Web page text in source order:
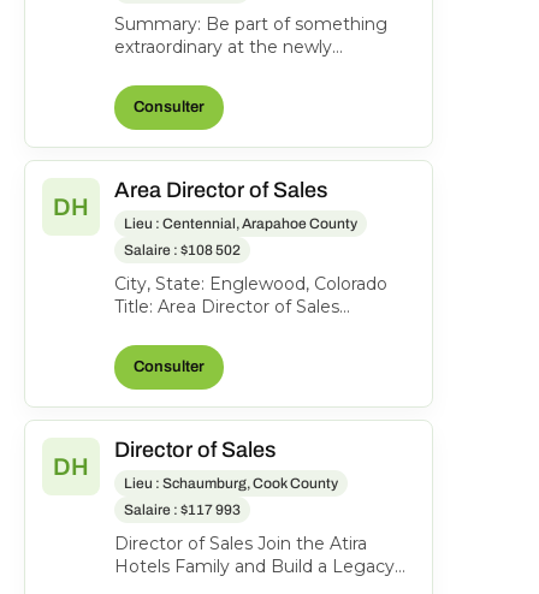
Summary: Be part of something
extraordinary at the newly
Washington on Capitol Hill-an
iconi...
Consulter
DH
Area Director of Sales
Lieu : Centennial, Arapahoe County
Salaire : $108 502
City, State: Englewood, Colorado
Title: Area Director of Sales
Exempt Status: F ull-time...
Consulter
DH
Director of Sales
Lieu : Schaumburg, Cook County
Salaire : $117 993
Director of Sales Join the Atira
Hotels Family and Build a Legacy